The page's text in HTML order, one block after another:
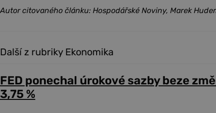
Autor citovaného článku: Hospodářské Noviny, Marek
Další z rubriky Ekonomika
FED ponechal úrokové sazby beze
3,75 %